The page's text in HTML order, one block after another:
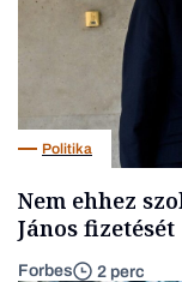
Politika
Nem ehhez
János fizetését
Forbes 2 perc